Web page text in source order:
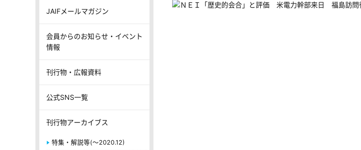
JAIFメールマガジン
会員からのお知らせ・イベント
情報
刊行物・広報資料
公式SNS一覧
刊行物アーカイブス
特集・解説等(～2020.12)